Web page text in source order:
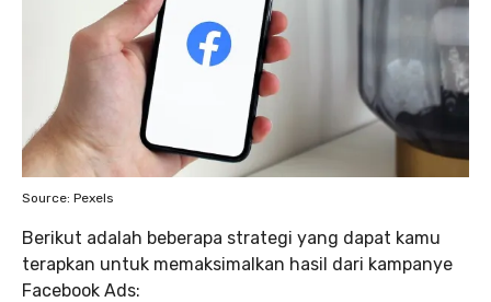
Source: Pexels
Berikut adalah beberapa strategi yang dapat kamu
terapkan untuk memaksimalkan hasil dari kampanye
Facebook Ads: